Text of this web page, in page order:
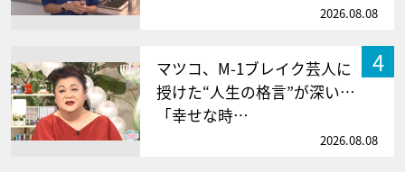
2026.08.08
4
マツコ、M-1ブレイク芸人に
授けた“人生の格言”が深い…
「幸せな時…
2026.08.08